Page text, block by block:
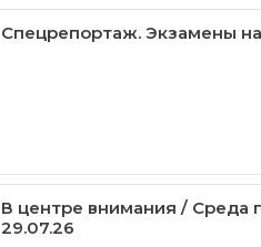
Спецрепортаж. Экзамены на
В центре внимания / Среда
29.07.26